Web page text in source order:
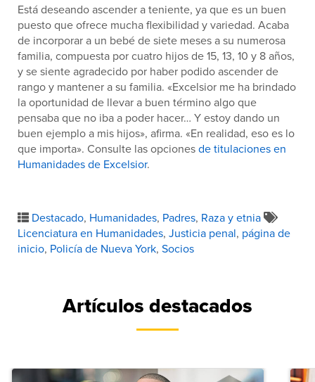
Está deseando ascender a teniente, ya que es un buen
puesto que ofrece mucha flexibilidad y variedad. Acaba
de incorporar a un bebé de siete meses a su numerosa
familia, compuesta por cuatro hijos de 15, 13, 10 y 8 años,
y se siente agradecido por haber podido ascender de
rango y mantener a su familia. «Excelsior me ha brindado
la oportunidad de llevar a buen término algo que
pensaba que no iba a poder hacer… Y estoy dando un
buen ejemplo a mis hijos», afirma. «En realidad, eso es lo
que importa». Consulte las opcionesde titulaciones en
Humanidades de Excelsior.
Destacado, Humanidades, Padres, Raza y etnia
Licenciatura en Humanidades, Justicia penal, página de
inicio, Policía de Nueva York, Socios
Artículos destacados